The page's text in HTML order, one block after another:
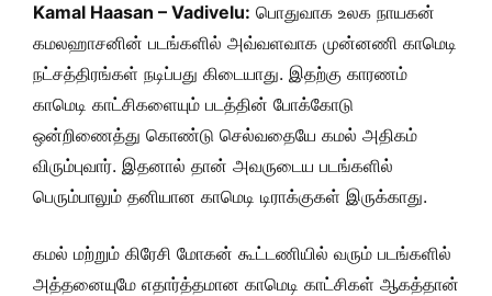
Kamal Haasan – Vadivelu: பொதுவாக உலக நாயகன்
கமலஹாசனின் படங்களில் அவ்வளவாக முன்னணி காமெடி
நட்சத்திரங்கள் நடிப்பது கிடையாது. இதற்கு காரணம்
காமெடி காட்சிகளையும் படத்தின் போக்கோடு
ஒன்றிணைத்து கொண்டு செல்வதையே கமல் அதிகம்
விரும்புவார். இதனால் தான் அவருடைய படங்களில்
பெரும்பாலும் தனியான காமெடி டிராக்குகள் இருக்காது.
கமல் மற்றும் கிரேசி மோகன் கூட்டணியில் வரும் படங்களில்
அத்தனையுமே எதார்த்தமான காமெடி காட்சிகள் ஆகத்தான்